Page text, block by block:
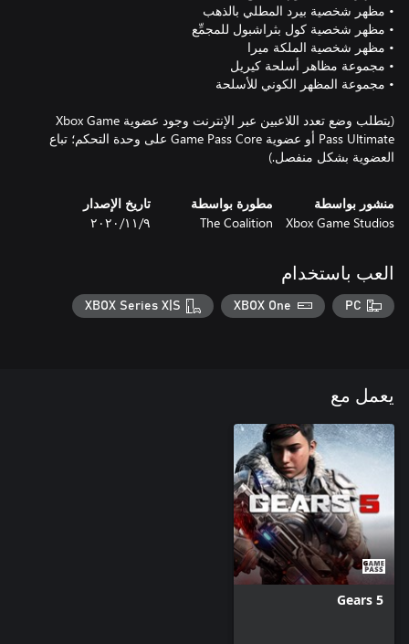
(يتطلب وضع تعدد اللاعبين عبر الإنترنت وجود عضوية Xbox Game
Pass Ultimate أو عضوية Game Pass Core على وحدة التحكم؛ تباع
العضوية بشكل منفصل.)
منشور بواسطة
Xbox Game Studios
مطورة بواسطة
The Coalition
تاريخ الإصدار
٩‏/١١‏/٢٠٢٠
العب باستخدام
PC
XBOX One
XBOX Series X|S
يعمل مع
Gears 5